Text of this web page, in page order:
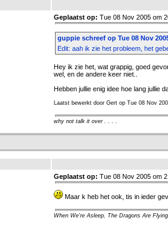
Geplaatst op: Tue 08 Nov 2005 om
guppie schreef op Tue 08 Nov
Edit: aah ik zie het probleem, het
Hey ik zie het, wat grappig, goed
wel, en de andere keer niet..
Hebben jullie enig idee hoe lang jullie
Laatst bewerkt door Gert op Tue 08 Nov
why not talk it over . . . .
Geplaatst op: Tue 08 Nov 2005 om
Maar k heb het ook, tis in ieder
When We're Asleep, The Dragons Are